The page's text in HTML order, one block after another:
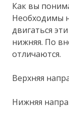
Как вы
Необходимы
двигаться
нижняя. По
отличаются.
Верхняя
Нижняя